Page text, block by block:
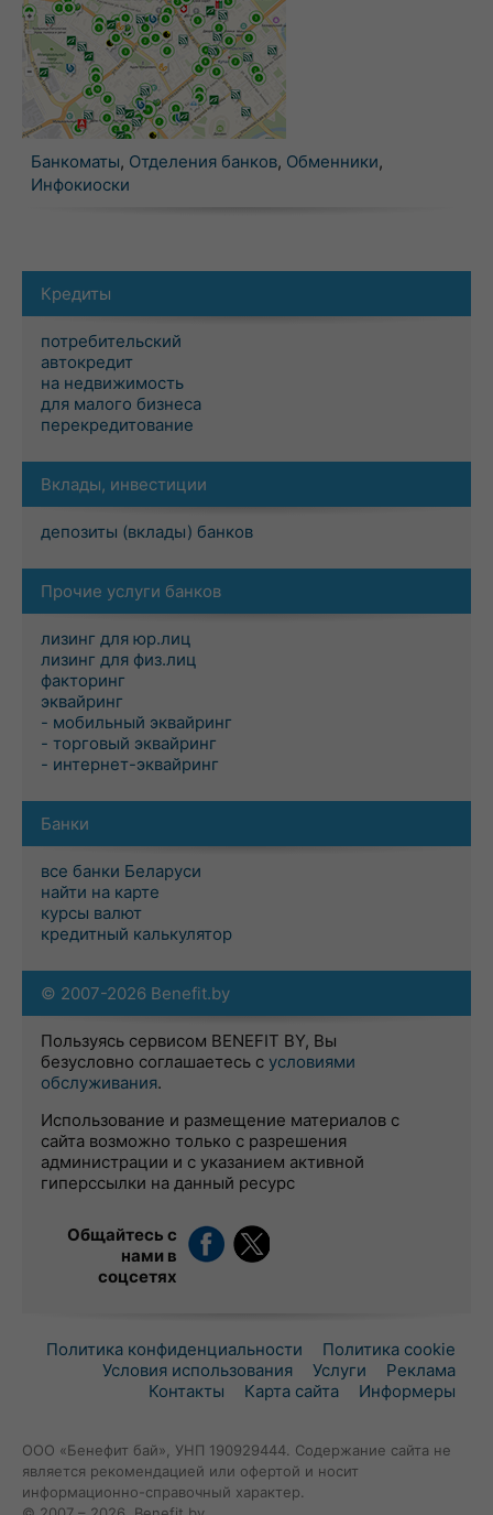
Банкоматы, Отделения банков, Обменники,
Инфокиоски
Кредиты
потребительский
автокредит
на недвижимость
для малого бизнеса
перекредитование
Вклады, инвестиции
депозиты (вклады) банков
Прочие услуги банков
лизинг для юр.лиц
лизинг для физ.лиц
факторинг
эквайринг
- мобильный эквайринг
- торговый эквайринг
- интернет-эквайринг
Банки
все банки Беларуси
найти на карте
курсы валют
кредитный калькулятор
© 2007-2026 Benefit.by
Пользуясь сервисом BENEFIT BY, Вы
безусловно соглашаетесь с условиями
обслуживания.
Использование и размещение материалов с
сайта возможно только с разрешения
администрации и с указанием активной
гиперссылки на данный ресурс
Общайтесь с
нами в
соцсетях
Политика конфиденциальности
Политика cookie
Условия использования
Услуги
Реклама
Контакты
Карта сайта Информеры
ООО «Бенефит бай», УНП 190929444. Содержание сайта не
является рекомендацией или офертой и носит
информационно-справочный характер.